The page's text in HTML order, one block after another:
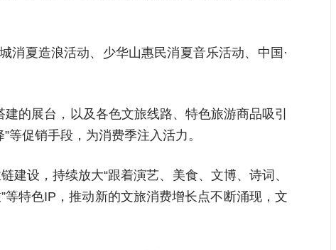
消夏造浪活动、少华山惠民消夏音乐活动、中国·
的展台，以及各色文旅线路、特色旅游商品吸引
促销手段，为消费季注入活力。
设，持续放大“跟着演艺、美食、文博、诗词、
等特色IP，推动新的文旅消费增长点不断涌现，文